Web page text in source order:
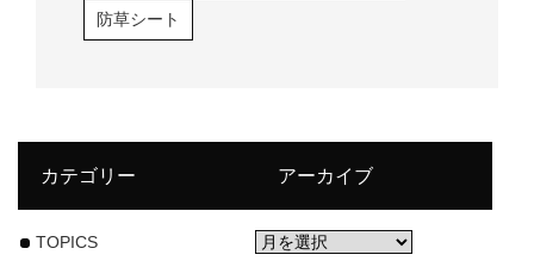
防草シート
カテゴリー
TOPICS
アーカイブ